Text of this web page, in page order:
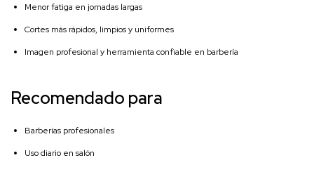
Menor fatiga en jornadas largas
Cortes más rápidos, limpios y uniformes
Imagen profesional y herramienta confiable en barbería
Recomendado para
Barberías profesionales
Uso diario en salón